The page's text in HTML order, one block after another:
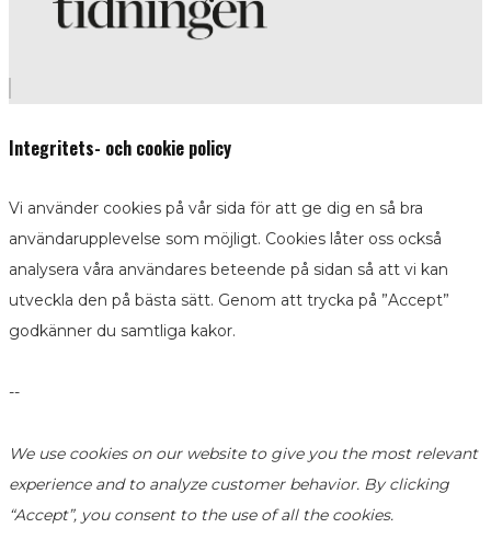
Integritets- och cookie policy
Vi använder cookies på vår sida för att ge dig en så bra
användarupplevelse som möjligt. Cookies låter oss också
analysera våra användares beteende på sidan så att vi kan
utveckla den på bästa sätt. Genom att trycka på ”Accept”
godkänner du samtliga kakor.
--
We use cookies on our website to give you the most relevant
experience and to analyze customer behavior. By clicking
“Accept”, you consent to the use of all the cookies.